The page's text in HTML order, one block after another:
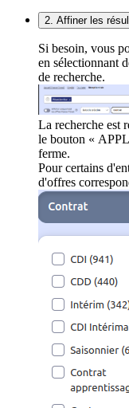
2. Affiner les
Si besoin, vous
en sélectionnant
de recherche.
La recherche est
le bouton «
ferme.
Pour certains
d'offres